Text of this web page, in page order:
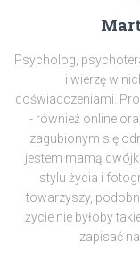
Psycholog,
i wierzę w
doświadczeniami.
- również online
zagubionym się
jestem mamą
stylu życia i
towarzyszy,
życie nie byłoby
zapisać